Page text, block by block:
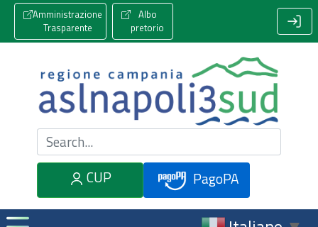
Amministrazione
Trasparente
Albo
pretorio
Cerca nel sito
CUP
PagoPA